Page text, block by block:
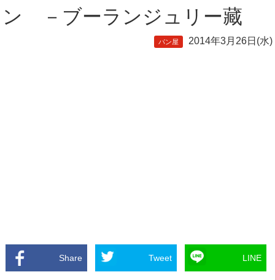
ン －ブーランジュリー藏
パン屋 2014年3月26日(水)
Share Tweet LINE